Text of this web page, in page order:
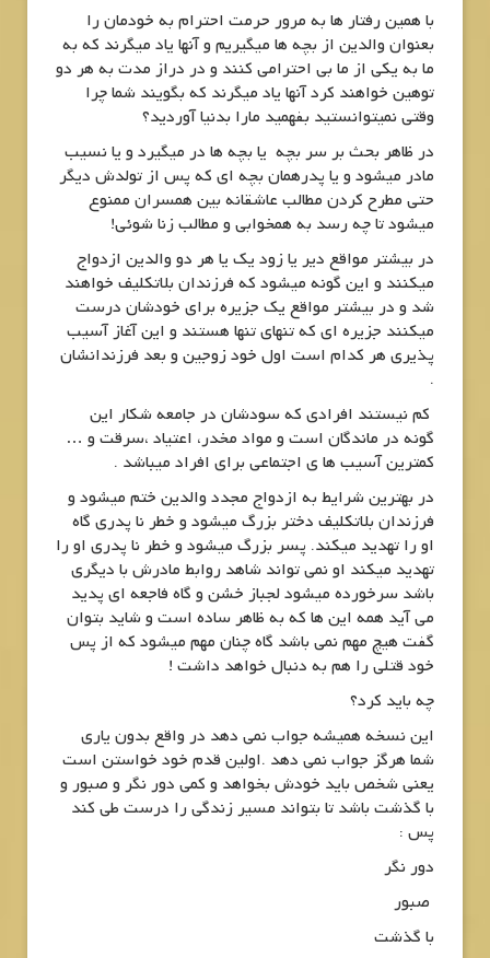
با همین رفتار ها به مرور حرمت احترام به خودمان را
بعنوان والدین از بچه ها میگیریم و آنها یاد میگرند که به
ما به یکی از ما بی احترامی کنند و در دراز مدت به هر دو
توهین خواهند کرد آنها یاد میگرند که بگویند شما چرا
وقتی نمیتوانستید بفهمید مارا بدنیا آوردید؟
در ظاهر بحث بر سر بچه یا بچه ها در میگیرد و یا نسیب
مادر میشود و یا پدرهمان بچه ای که پس از تولدش دیگر
حتی مطرح کردن مطالب عاشقانه بین همسران ممنوع
میشود تا چه رسد به همخوابی و مطالب زنا شوئی!
در بیشتر مواقع دیر یا زود یک یا هر دو والدین ازدواج
میکنند و این گونه میشود که فرزندان بلاتکلیف خواهند
شد و در بیشتر مواقع یک جزیره برای خودشان درست
میکنند جزیره ای که تنهای تنها هستند و این آغاز آسیب
پذیری هر کدام است اول خود زوجین و بعد فرزندانشان
.
کم نیستند افرادی که سودشان در جامعه شکار این
گونه در ماندگان است و مواد مخدر، اعتیاد ،سرقت و …
کمترین آسیب ها ی اجتماعی برای افراد میباشد .
در بهترین شرایط به ازدواج مجدد والدین ختم میشود و
فرزندان بلاتکلیف دختر بزرگ میشود و خطر نا پدری گاه
او را تهدید میکند. پسر بزرگ میشود و خطر نا پدری او را
تهدید میکند او نمی تواند شاهد روابط مادرش با دیگری
باشد سرخورده میشود لجباز خشن و گاه فاجعه ای پدید
می آید همه این ها که به ظاهر ساده است و شاید بتوان
گفت هیچ مهم نمی باشد گاه چنان مهم میشود که از پس
خود قتلی را هم به دنبال خواهد داشت !
چه باید کرد؟
این نسخه همیشه جواب نمی دهد در واقع بدون یاری
شما هرگز جواب نمی دهد .اولین قدم خود خواستن است
یعنی شخص باید خودش بخواهد و کمی دور نگر و صبور و
با گذشت باشد تا بتواند مسیر زندگی را درست طی کند
پس :
دور نگر
صبور
با گذشت